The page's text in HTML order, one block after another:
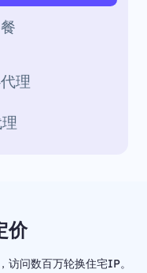
理
价
访问数百万轮换住宅IP。